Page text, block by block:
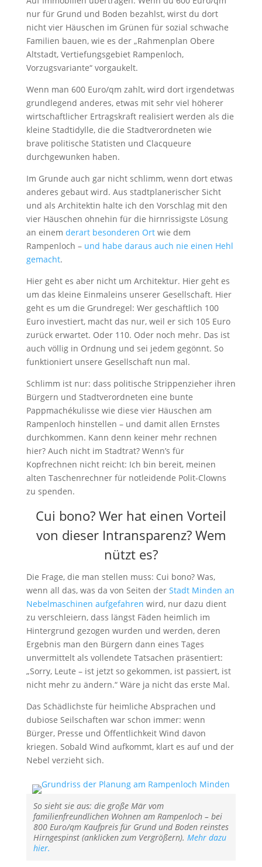
nur für Grund und Boden bezahlst, wirst du dort
nicht vier Häuschen im Grünen für sozial schwache
Familien bauen, wie es der „Rahmenplan Obere
Altstadt, Vertiefungsgebiet Rampenloch,
Vorzugsvariante“ vorgaukelt.
Wenn man 600 Euro/qm zahlt, wird dort irgendetwas
grundlegend anderes, etwas mit sehr viel höherer
wirtschaftlicher Ertragskraft realisiert werden als die
kleine Stadtidylle, die die Stadtverordneten wie
brave politische Statisten und Clacqueure
durchgewunken haben.
Im Grunde auch gar nicht schlimm, wenn dort etwas
anderes gebaut wird. Aus stadtplanerischer Sicht
und als Architektin halte ich den Vorschlag mit den
vier Häuschen ohnehin für die hirnrissigste Lösung
an einem derart besonderen Ortwie dem
Rampenloch – und habe daraus auch nie einen Hehl
gemacht.
Hier geht es aber nicht um Architektur. Hier geht es
um das kleine Einmaleins unserer Gesellschaft. Hier
geht es um die Grundregel: Wer geschäftlich 100
Euro investiert, macht das nur, weil er sich 105 Euro
zurück erwartet. Oder 110. Oder noch mehr. Das ist
auch völlig in Ordnung und sei jedem gegönnt. So
funktioniert unsere Gesellschaft nun mal.
Schlimm ist nur: dass politische Strippenzieher ihren
Bürgern und Stadtverordneten eine bunte
Pappmachékulisse wie diese vier Häuschen am
Rampenloch hinstellen – und damit allen Ernstes
durchkommen. Kann denn keiner mehr rechnen
hier? Auch nicht im Stadtrat? Wenn’s für
Kopfrechnen nicht reicht: Ich bin bereit, meinen
alten Taschenrechner für notleidende Polit-Clowns
zu spenden.
Cui bono? Wer hat einen Vorteil
von dieser Intransparenz? Wem
nützt es?
Die Frage, die man stellen muss: Cui bono? Was,
wenn all das, was da von Seiten der Stadt Minden an
Nebelmaschinen aufgefahren wird, nur dazu dient
zu verschleiern, dass längst Fäden heimlich im
Hintergrund gezogen wurden und werden, deren
Ergebnis man den Bürgern dann eines Tages
unvermittelt als vollendete Tatsachen präsentiert:
„Sorry, Leute – ist jetzt so gekommen, ist passiert, ist
nicht mehr zu ändern.“ Wäre ja nicht das erste Mal.
Das Schädlichste für heimliche Absprachen und
dubiose Seilschaften war schon immer: wenn
Bürger, Presse und Öffentlichkeit Wind davon
kriegen. Sobald Wind aufkommt, klart es auf und der
Nebel verzieht sich.
So sieht sie aus: die große Mär vom
familienfreundlichen Wohnen am Rampenloch – bei
800 Euro/qm Kaufpreis für Grund und Boden reinstes
Hirngespinst (anklicken zum Vergrößern). Mehr dazu
hier.